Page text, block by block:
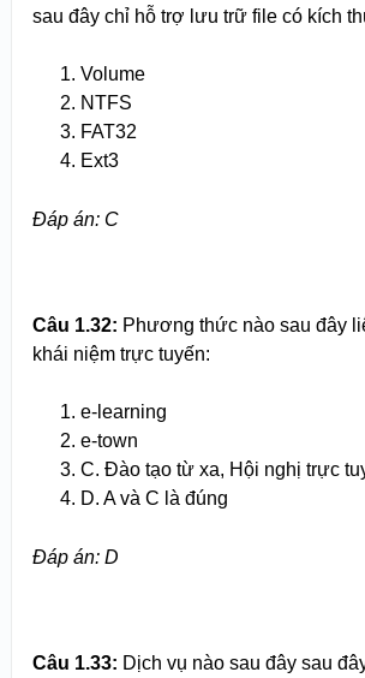
sau đây chỉ hỗ trợ lưu trữ file có kích
Volume
NTFS
FAT32
Ext3
Đáp án: C
Câu 1.32: Phương thức nào sau đây
khái niệm trực tuyến:
e-learning
e-town
C. Đào tạo từ xa, Hội nghị trực
D. A và C là đúng
Đáp án: D
Câu 1.33: Dịch vụ nào sau đây sau